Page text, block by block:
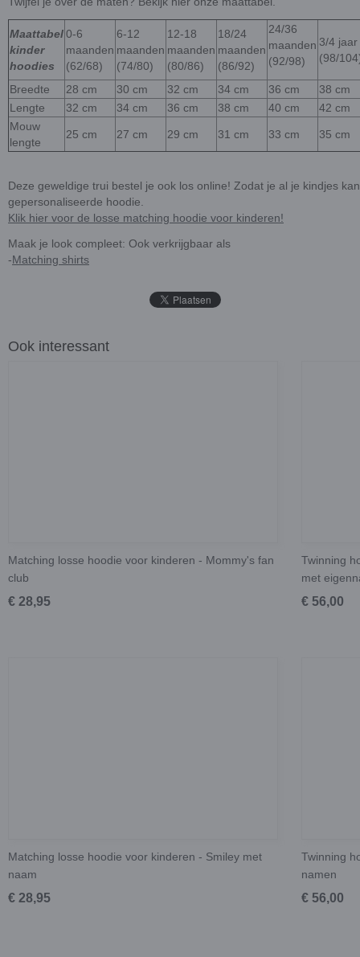
Maattabel
kinder
hoodies
0-6
maanden
(62/68)
6-12
maanden
(74/80)
12-18
maanden
(80/86)
18/24
maanden
(86/92)
24/36
maanden
(92/98)
3/4 jaar
(98/
Breedte 28 cm 30 cm 32 cm 34 cm 36 cm
38 cm
Lengte
32 cm 34 cm 36 cm 38 cm 40 cm
42 cm
Mouw
lengte
25 cm 27 cm 29 cm 31 cm 33 cm 35 cm
Deze geweldige trui bestel je ook los online! Zodat je al je kindjes
gepersonaliseerde hoodie.
Klik hier voor de losse matching hoodie voor kinderen!
Maak je look compleet: Ook verkrijgbaar als
-Matching shirts
Ook interessant
Matching losse hoodie voor kinderen - Mommy's fan
club
€ 28,95
Twinning
met
€ 56,00
Matching losse hoodie voor kinderen - Smiley met
naam
€ 28,95
Twinning
namen
€ 56,00